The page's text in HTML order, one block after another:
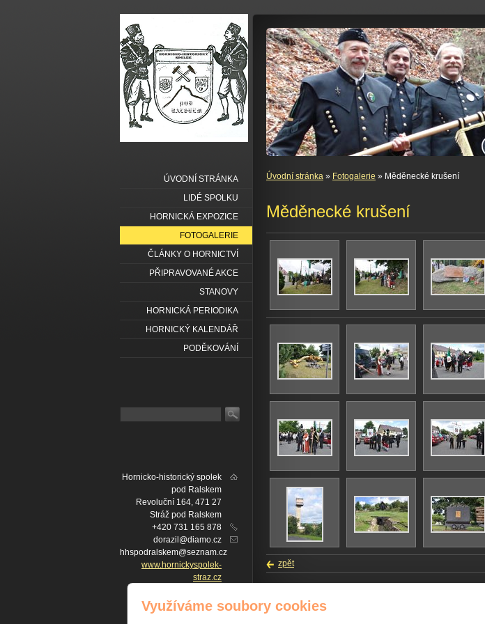
Úvodní stránka » Fotogalerie » Měděnecké krušení
Měděnecké krušení
zpět
ÚVODNÍ STRÁNKA
LIDÉ SPOLKU
HORNICKÁ EXPOZICE
FOTOGALERIE
ČLÁNKY O HORNICTVÍ
PŘIPRAVOVANÉ AKCE
STANOVY
HORNICKÁ PERIODIKA
HORNICKÝ KALENDÁŘ
PODĚKOVÁNÍ
Hornicko-historický spolek
pod Ralskem
Revoluční 164, 471 27
Stráž pod Ralskem
+420 731 165 878
dorazil@diamo.cz
hhspodralskem@seznam.cz
www.hornickyspolek-
straz.cz
Facebook
Copyright © 2026 Hornicko-historický spolek pod Ralskem
Využíváme soubory cookies